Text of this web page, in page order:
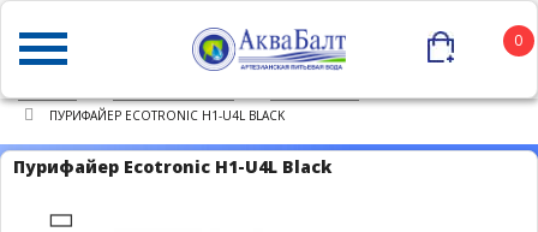
0
ПУРИФАЙЕР ECOTRONIC H1-U4L BLACK
Пурифайер Ecotronic H1-U4L Black